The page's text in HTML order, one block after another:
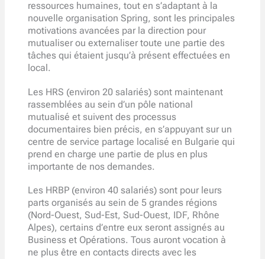
ressources humaines, tout en s’adaptant à la
nouvelle organisation Spring, sont les principales
motivations avancées par la direction pour
mutualiser ou externaliser toute une partie des
tâches qui étaient jusqu’à présent effectuées en
local.
Les HRS (environ 20 salariés) sont maintenant
rassemblées au sein d’un pôle national
mutualisé et suivent des processus
documentaires bien précis, en s’appuyant sur un
centre de service partage localisé en Bulgarie qui
prend en charge une partie de plus en plus
importante de nos demandes.
Les HRBP (environ 40 salariés) sont pour leurs
parts organisés au sein de 5 grandes régions
(Nord-Ouest, Sud-Est, Sud-Ouest, IDF, Rhône
Alpes), certains d’entre eux seront assignés au
Business et Opérations. Tous auront vocation à
ne plus être en contacts directs avec les